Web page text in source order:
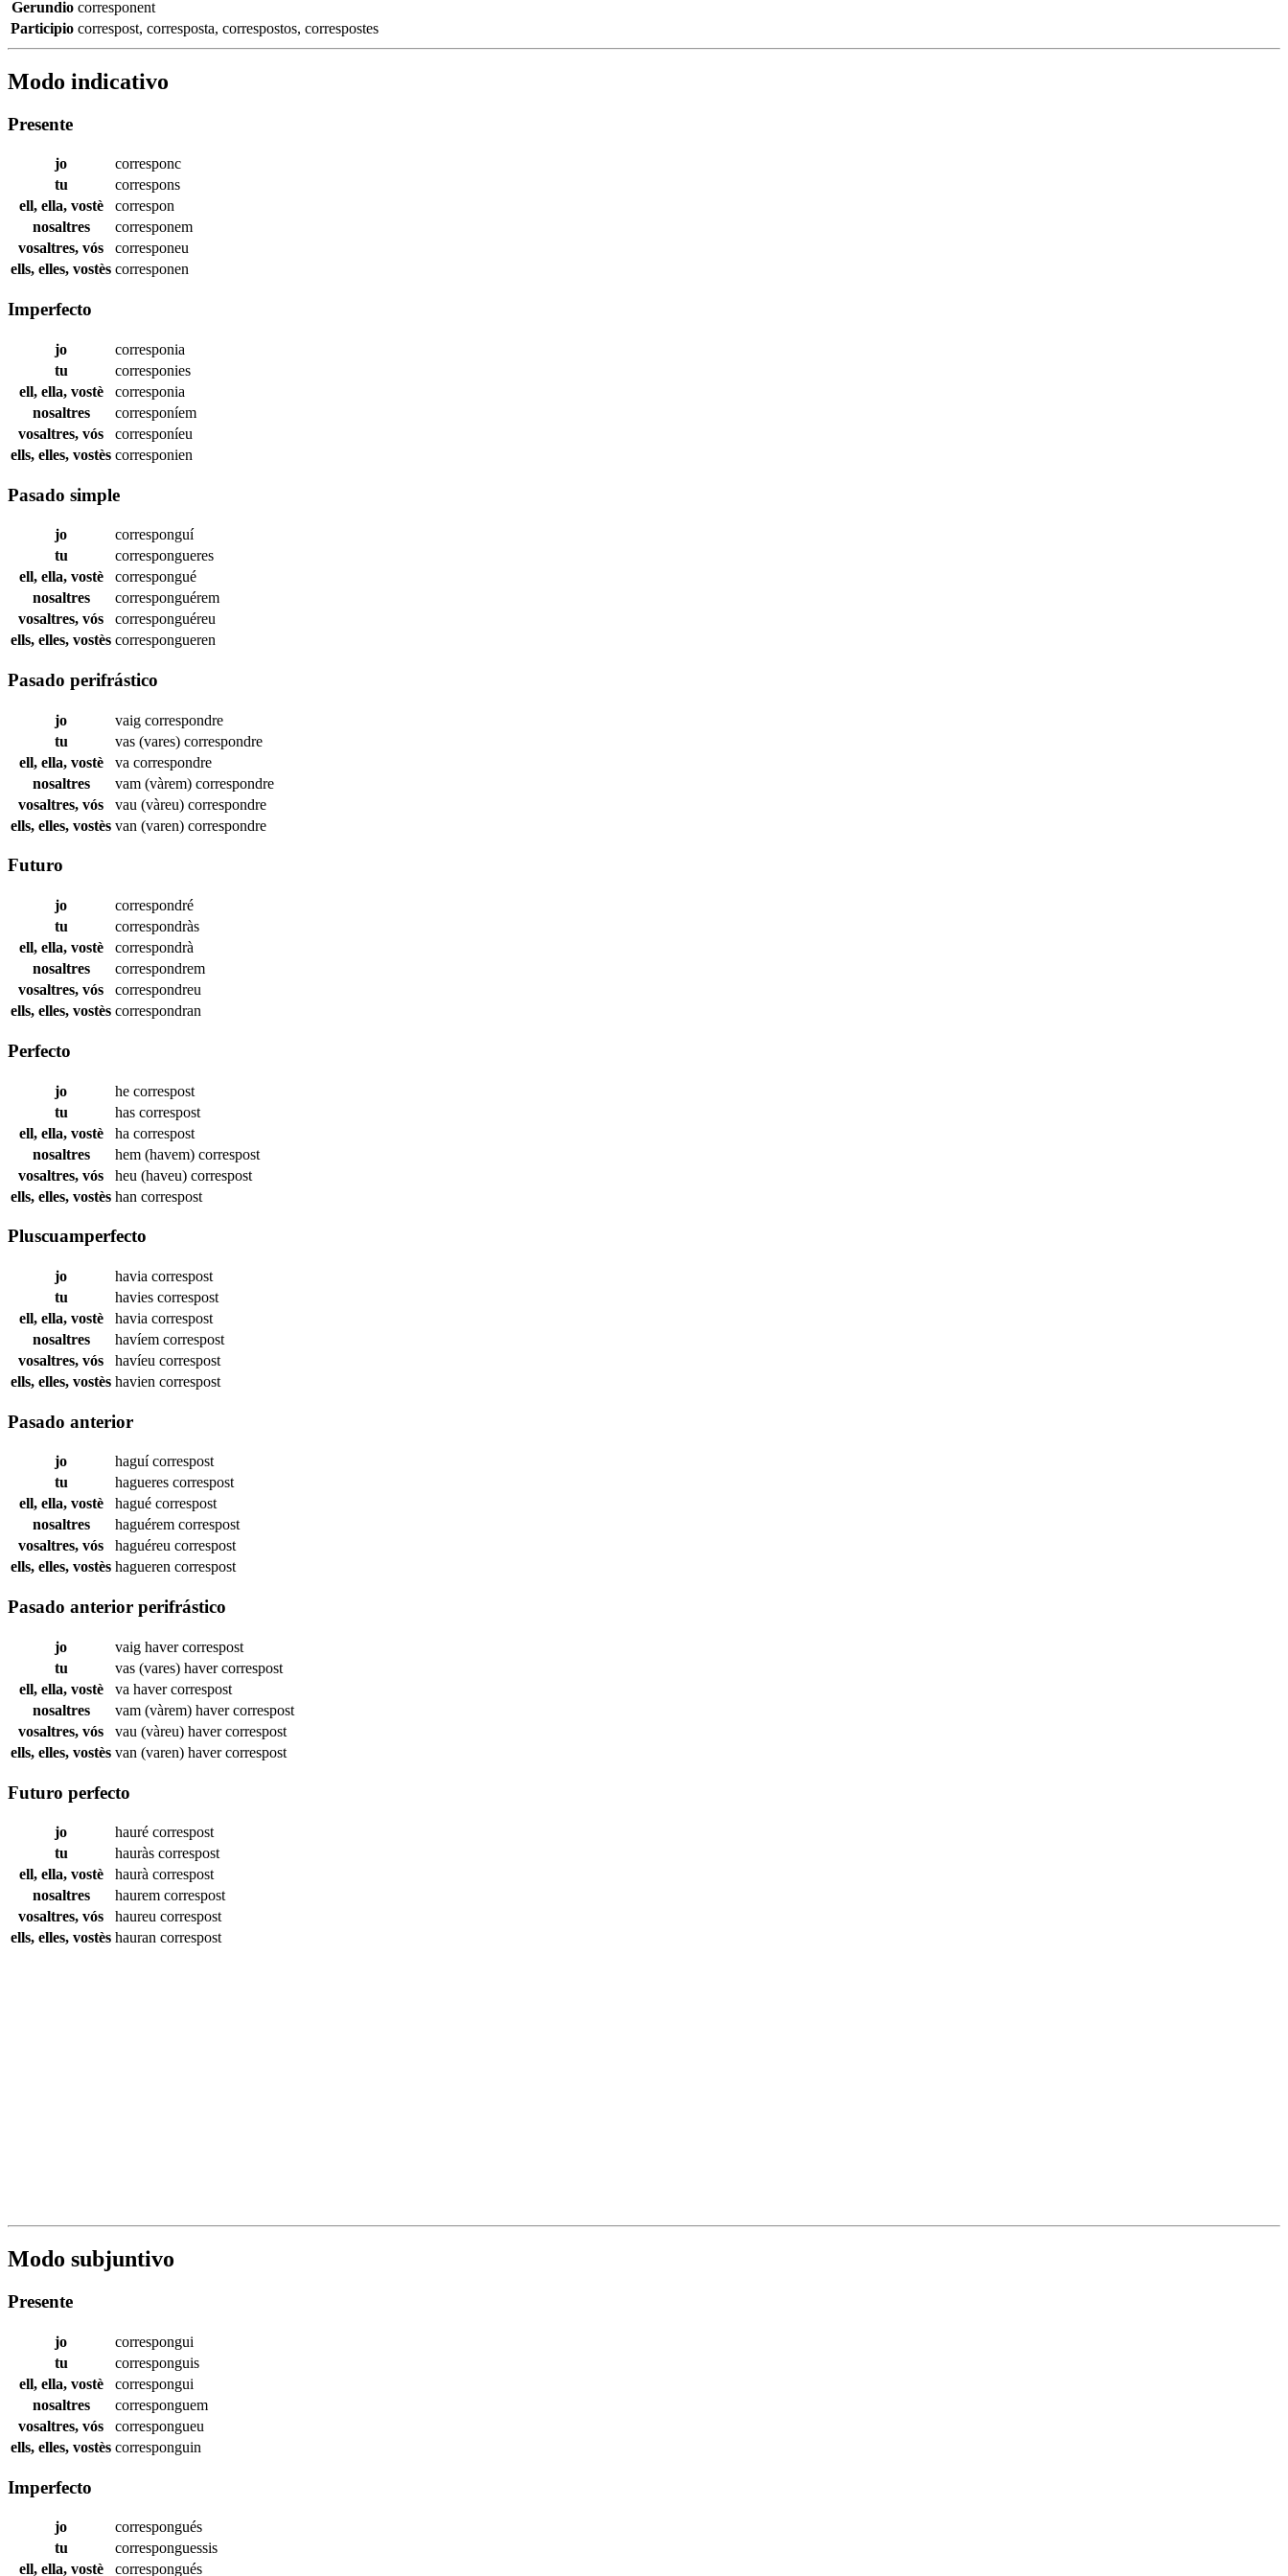
Gerundio corresponent
Participio correspost, corresposta, correspostos, correspostes
Modo indicativo
Presente
jo
corresponc
tu
correspons
ell, ella, vostè
correspon
nosaltres
corresponem
vosaltres, vós
corresponeu
ells, elles, vostès corresponen
Imperfecto
jo
corresponia
tu
corresponies
ell, ella, vostè
corresponia
nosaltres
corresponíem
vosaltres, vós
corresponíeu
ells, elles, vostès corresponien
Pasado simple
jo
corresponguí
tu
correspongueres
ell, ella, vostè
correspongué
nosaltres
corresponguérem
vosaltres, vós
corresponguéreu
ells, elles, vostès correspongueren
Pasado perifrástico
jo vaig correspondre
tu
vas (vares) correspondre
ell, ella, vostè
va correspondre
nosaltres
vam (vàrem) correspondre
vosaltres, vós
vau (vàreu) correspondre
ells, elles, vostès van (varen) correspondre
Futuro
jo
correspondré
tu
correspondràs
ell, ella, vostè
correspondrà
nosaltres
correspondrem
vosaltres, vós
correspondreu
ells, elles, vostès correspondran
Perfecto
jo he correspost
tu
has correspost
ell, ella, vostè
ha correspost
nosaltres
hem (havem) correspost
vosaltres, vós
heu (haveu) correspost
ells, elles, vostès han correspost
Pluscuamperfecto
jo havia correspost
tu
havies correspost
ell, ella, vostè
havia correspost
nosaltres
havíem correspost
vosaltres, vós
havíeu correspost
ells, elles, vostès havien correspost
Pasado anterior
jo haguícorrespost
tu
hagueres correspost
ell, ella, vostè
hagué correspost
nosaltres
haguérem correspost
vosaltres, vós
haguéreu correspost
ells, elles, vostès hagueren correspost
Pasado anterior perifrástico
jo vaig havercorrespost
tu
vas (vares) havercorrespost
ell, ella, vostè
va havercorrespost
nosaltres
vam (vàrem) havercorrespost
vosaltres, vós
vau (vàreu) havercorrespost
ells, elles, vostès van (varen) havercorrespost
Futuro perfecto
jo hauré correspost
tu
hauràs correspost
ell, ella, vostè
haurà correspost
nosaltres
haurem correspost
vosaltres, vós
haureu correspost
ells, elles, vostès hauran correspost
Modo subjuntivo
Presente
jo
correspongui
tu
corresponguis
ell, ella, vostè
correspongui
nosaltres
corresponguem
vosaltres, vós
correspongueu
ells, elles, vostès corresponguin
Imperfecto
jo
correspongués
tu
corresponguessis
ell, ella, vostè
correspongués